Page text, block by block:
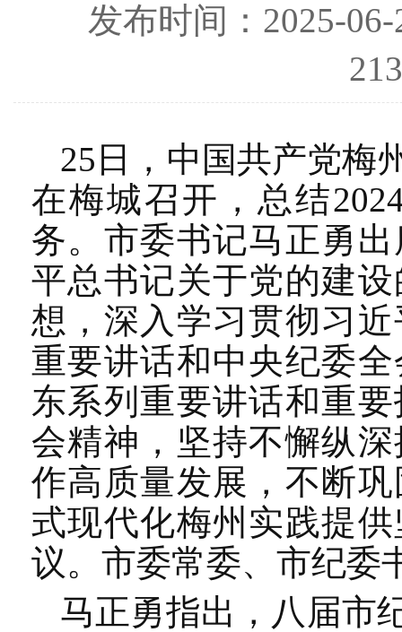
发布时间： 2025-06-
25日，中国共产党梅
在梅城召开，总结
务。市委书记马正勇
平总书记关于党的建
想，深入学习贯彻习
重要讲话和中央纪委
东系列重要讲话和重
会精神，坚持不懈纵
作高质量发展，不断
式现代化梅州实践提
议。市委常委、市纪委
马正勇指出，八届市